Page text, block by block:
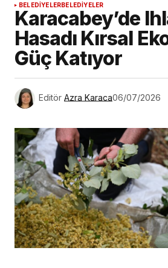
BELEDİYELERBELEDİYELER
Karacabey’de
Hasadı Kırsal
Güç Katıyor
Editör Azra Karaca06/07/2026